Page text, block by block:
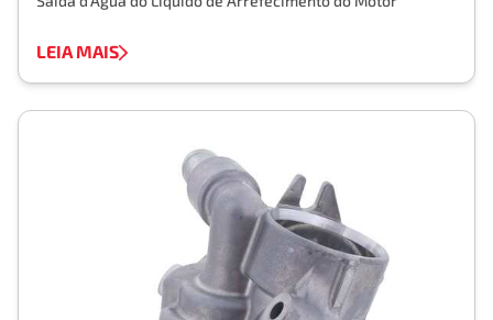
LEIA MAIS